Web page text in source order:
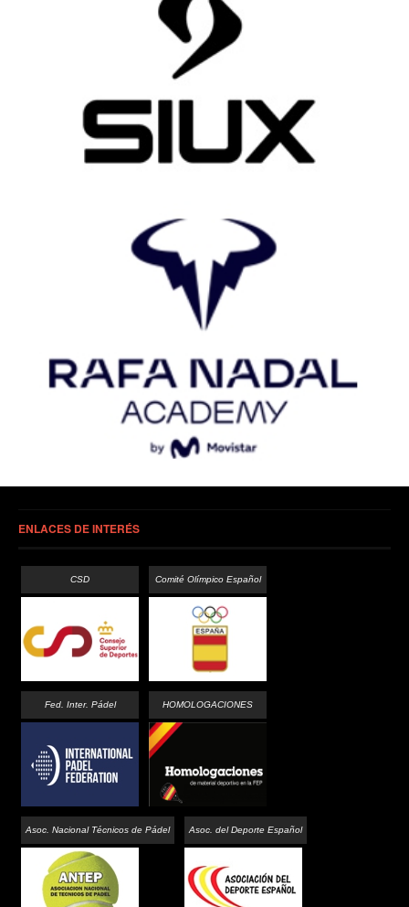
ENLACES DE INTERÉS
CSD Comité Olímpico Español
Fed. Inter. Pádel HOMOLOGACIONES
Asoc. Nacional Técnicos de Pádel Asoc. del Deporte Español